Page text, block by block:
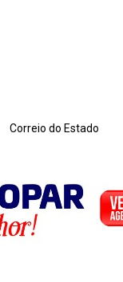
Correio do Estado